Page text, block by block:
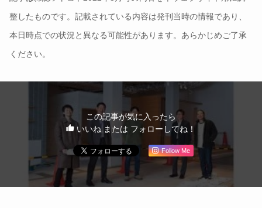
整したものです。記載されている内容は発刊当時の情報であり、
本日時点での状況と異なる可能性があります。あらかじめご了承
ください。
この記事が気に入ったら
いいね または フォローしてね！
Follow Me